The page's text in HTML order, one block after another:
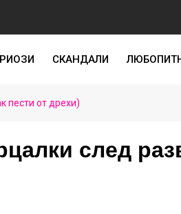
СКАНДАЛИ
пести от дрехи)
след